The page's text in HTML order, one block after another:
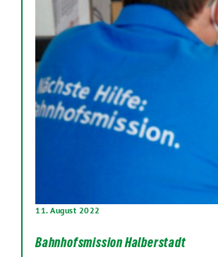
11. August 2022
Bahnhofsmission Halberstadt